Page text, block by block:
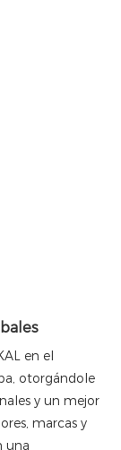
en el
otorgándole
y un mejor
marcas y
una